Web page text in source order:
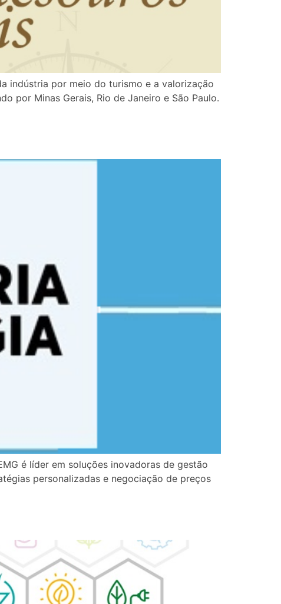
indústria por meio do turismo e a valorização
por Minas Gerais, Rio de Janeiro e São Paulo.
é líder em soluções inovadoras de gestão
personalizadas e negociação de preços